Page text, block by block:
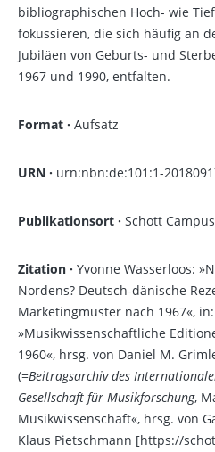
bibliographischen Hoch- wie
fokussieren, die sich häufig an
Jubiläen von Geburts- und
1967 und 1990, entfalten.
Format · Aufsatz
URN · urn:nbn:de:101:1-
Publikationsort · Schott
Zitation · Yvonne Wasserloos:
Nordens? Deutsch-dänische
Marketingmuster nach 1967«,
»Musikwissenschaftliche
1960«, hrsg. von Daniel M.
(=Beitragsarchiv des
Gesellschaft für Musikforschung,
Musikwissenschaft«, hrsg. von
Klaus Pietschmann [https://